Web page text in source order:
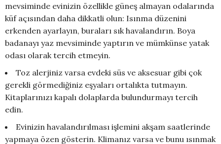
mevsiminde evinizin özellikle güneş almayan odalarında
küf açısından daha dikkatli olun: Isınma düzenini
erkenden ayarlayın, buraları sık havalandırın. Boya
badanayı yaz mevsiminde yaptırın ve mümkünse yatak
odası olarak tercih etmeyin.
Toz alerjiniz varsa evdeki süs ve aksesuar gibi çok
gerekli görmediğiniz eşyaları ortalıkta tutmayın.
Kitaplarınızı kapalı dolaplarda bulundurmayı tercih
edin.
Evinizin havalandırılması işlemini akşam saatlerinde
yapmaya özen gösterin. Klimanız varsa ve bunu ısınmak